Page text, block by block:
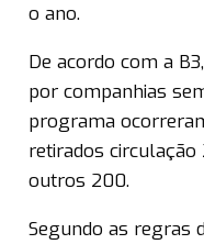
o ano.
De acordo com a
por companhias
programa
retirados circulação
outros 200.
Segundo as regras